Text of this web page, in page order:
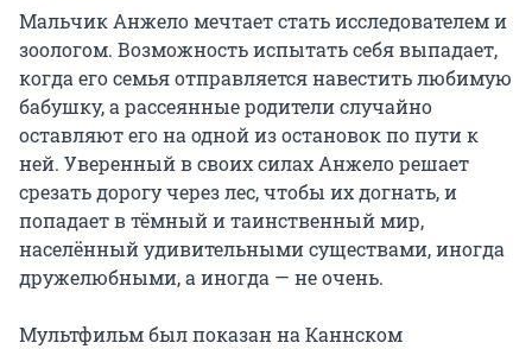
Мальчик Анжело мечтает стать исследователем и
зоологом. Возможность испытать себя выпадает,
когда его семья отправляется навестить любимую
бабушку, а рассеянные родители случайно
оставляют его на одной из остановок по пути к
ней. Уверенный в своих силах Анжело решает
срезать дорогу через лес, чтобы их догнать, и
попадает в тёмный и таинственный мир,
населённый удивительными существами, иногда
дружелюбными, а иногда — не очень.
Мультфильм был показан на Каннском